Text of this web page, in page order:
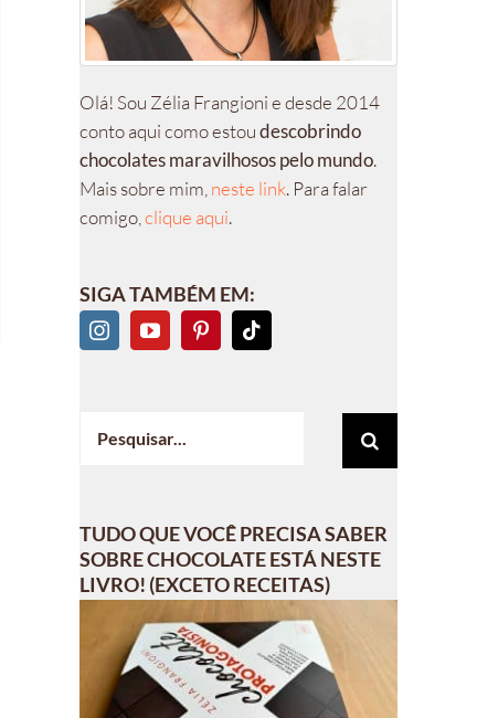
Olá! Sou Zélia Frangioni e desde 2014
conto aqui como estoudescobrindo
chocolates maravilhosos pelo mundo.
Mais sobre mim, neste link. Para falar
comigo, clique aqui.
SIGA TAMBÉM EM:
resultados
TUDO QUE VOCÊ PRECISA SABER
SOBRE CHOCOLATE ESTÁ NESTE
LIVRO! (EXCETO RECEITAS)